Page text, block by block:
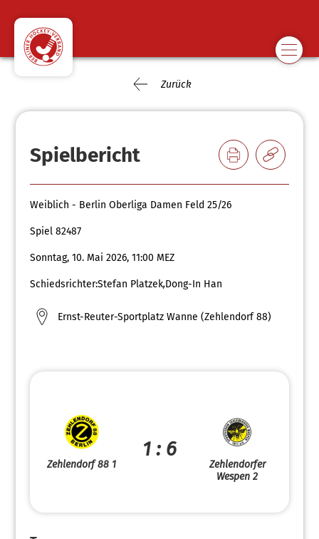
Zurück
Spielbericht
Weiblich - Berlin Oberliga Damen Feld 25/26
Spiel 82487
Sonntag, 10. Mai 2026, 11:00 MEZ
Schiedsrichter:Stefan Platzek,Dong-In Han
Ernst-Reuter-Sportplatz Wanne (Zehlendorf 88)
Zehlendorf 88 1
1 : 6
Zehlendorfer
Wespen 2